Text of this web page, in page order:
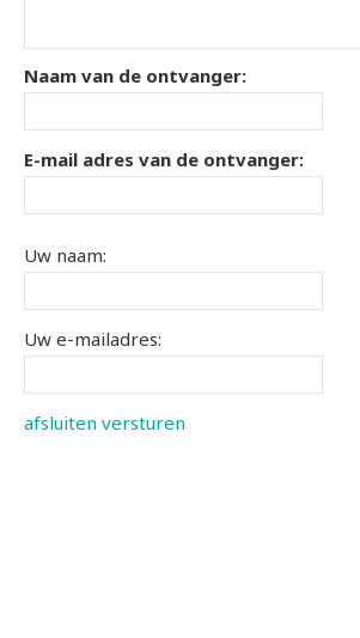
Naam van de ontvanger:
E-mail adres van de ontvanger:
Uw naam:
Uw e-mailadres:
afsluiten versturen